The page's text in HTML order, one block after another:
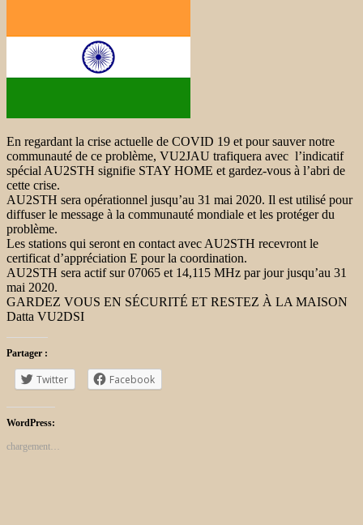
En regardant la crise actuelle de COVID 19 et pour sauver notre
communauté de ce problème, VU2JAU trafiquera avec l’indicatif
spécial AU2STH signifie STAY HOME et gardez-vous à l’abri de
cette crise.
AU2STH sera opérationnel jusqu’au 31 mai 2020. Il est utilisé pour
diffuser le message à la communauté mondiale et les protéger du
problème.
Les stations qui seront en contact avec AU2STH recevront le
certificat d’appréciation E pour la coordination.
AU2STH sera actif sur 07065 et 14,115 MHz par jour jusqu’au 31
mai 2020.
GARDEZ VOUS EN SÉCURITÉ ET RESTEZ À LA MAISON
Datta VU2DSI
Partager :
Twitter Facebook
WordPress:
chargement…